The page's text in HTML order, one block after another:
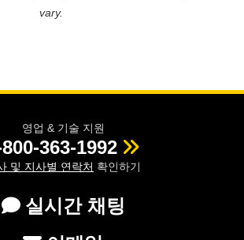
vary.
영업 & 기술 지원
363-1992
및 지사별 연락처 확인하기
실시간 채팅